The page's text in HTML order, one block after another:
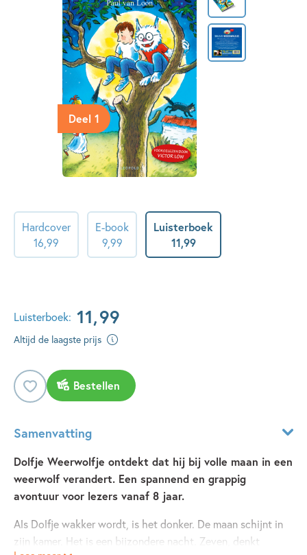
Deel 1
Hardcover
16 99
E-book
9,99
Luisterboek
11,99
Luisterboek: 11,99
Altijd de laagste prijs
Bestellen
Samenvatting
Dolfje Weerwolfje ontdekt dat hij bij volle maan in een
weerwolf verandert. Een spannend en grappig
avontuur voor lezers vanaf 8 jaar.
Als Dolfje wakker wordt, is het donker. De maan schijnt in
zijn kamer. Het is een bijzondere nacht. Zeven, denkt